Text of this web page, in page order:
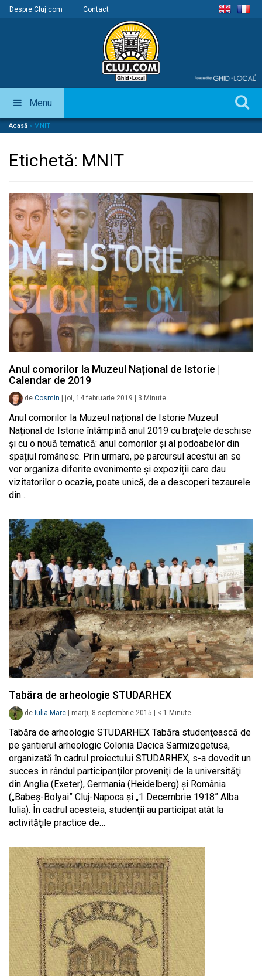
Despre Cluj.com Contact
Menu
Acasă » MNIT
Etichetă: MNIT
Anul comorilor la Muzeul Național de Istorie |
Calendar de 2019
de Cosmin joi, 14 februarie 2019 3 Minute
Anul comorilor la Muzeul național de Istorie Muzeul
Național de Istorie întâmpină anul 2019 cu brațele deschise
și cu o nouă tematică: anul comorilor și al podoabelor din
spațiul românesc. Prin urmare, pe parcursul acestui an se
vor organiza diferite evenimente și expoziții care dau
vizitatorilor o ocazie, poate unică, de a descoperi tezaurele
din…
Tabăra de arheologie STUDARHEX
de Iulia Marc marți, 8 septembrie 2015 < 1 Minute
Tabăra de arheologie STUDARHEX Tabăra studenţească de
pe şantierul arheologic Colonia Dacica Sarmizegetusa,
organizată în cadrul proiectului STUDARHEX, s-a dovedit un
succes în rândul participanţilor proveniţi de la universităţi
din Anglia (Exeter), Germania (Heidelberg) şi România
(„Babeş-Bolyai” Cluj-Napoca şi „1 Decembrie 1918” Alba
Iulia). În cadrul acesteia, studenţii au participat atât la
activităţile practice de…